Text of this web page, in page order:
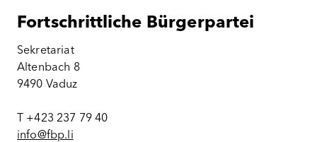
Fortschrittliche Bürgerpartei
Sekretariat
Altenbach 8
9490 Vaduz
T +423 237 79 40
info@fbp.li